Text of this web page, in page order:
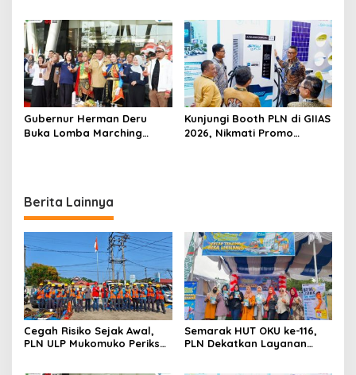
secara Rutin
Mobile 2026
Gubernur Herman Deru
Buka Lomba Marching
Kunjungi Booth PLN di GIIAS
2026, Nikmati Promo
Berita Lainnya
Cegah Risiko Sejak Awal,
PLN ULP Mukomuko Periksa
Semarak HUT OKU ke-116,
PLN Dekatkan Layanan